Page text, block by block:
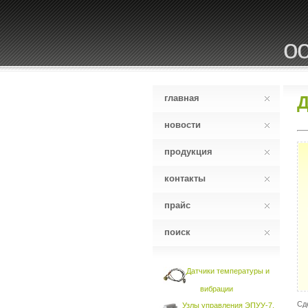
главная
новости
продукция
контакты
прайс
поиск
Датчики температуры и
вибрации
Узлы управления ЭПУУ-7,